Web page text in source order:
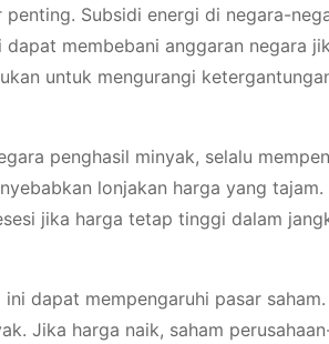
Subsidi energi di negara-
membebani anggaran negara
untuk mengurangi
penghasil minyak, selalu
lonjakan harga yang tajam.
jika harga tetap tinggi dalam
dapat mempengaruhi pasar saham.
Jika harga naik, saham